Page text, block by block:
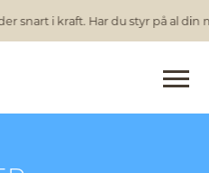
snart i kraft. Har du styr på al din